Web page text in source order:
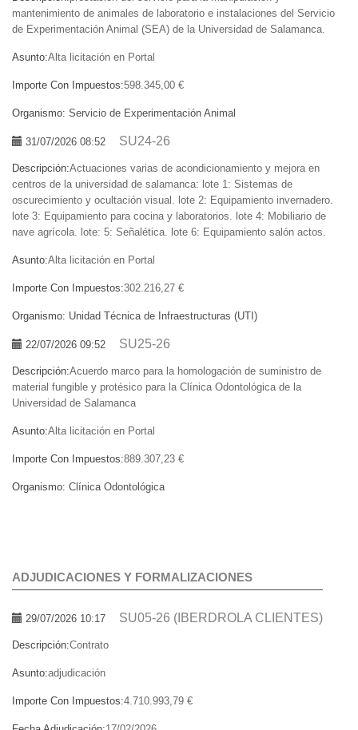
mantenimiento de animales de laboratorio e instalaciones del Servicio
de Experimentación Animal (SEA) de la Universidad de Salamanca.
Asunto:Alta licitación en Portal
Importe Con Impuestos:598.345,00 €
Organismo: Servicio de Experimentación Animal
31/07/2026 08:52 SU24-26
Descripción:Actuaciones varias de acondicionamiento y mejora en
centros de la universidad de salamanca: lote 1: Sistemas de
oscurecimiento y ocultación visual. lote 2: Equipamiento invernadero.
lote 3: Equipamiento para cocina y laboratorios. lote 4: Mobiliario de
nave agrícola. lote: 5: Señalética. lote 6: Equipamiento salón actos.
Asunto:Alta licitación en Portal
Importe Con Impuestos:302.216,27 €
Organismo: Unidad Técnica de Infraestructuras (UTI)
22/07/2026 09:52 SU25-26
Descripción:Acuerdo marco para la homologación de suministro de
material fungible y protésico para la Clínica Odontológica de la
Universidad de Salamanca
Asunto:Alta licitación en Portal
Importe Con Impuestos:889.307,23 €
Organismo: Clínica Odontológica
ADJUDICACIONES Y FORMALIZACIONES
29/07/2026 10:17 SU05-26 (IBERDROLA CLIENTES)
Descripción:Contrato
Asunto:adjudicación
Importe Con Impuestos:4.710.993,79 €